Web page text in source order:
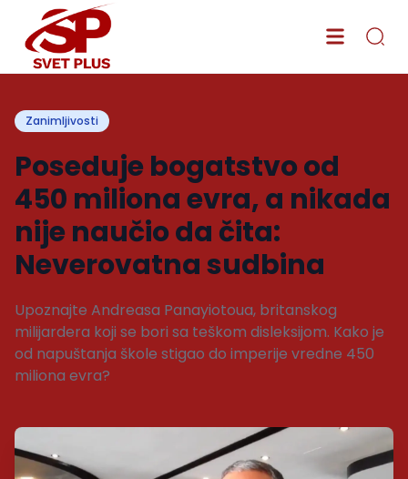
Zanimljivosti
Poseduje bogatstvo od
450 miliona evra, a nikada
nije naučio da čita:
Neverovatna sudbina
Upoznajte Andreasa Panayiotoua, britanskog
milijardera koji se bori sa teškom disleksijom. Kako je
od napuštanja škole stigao do imperije vredne 450
miliona evra?